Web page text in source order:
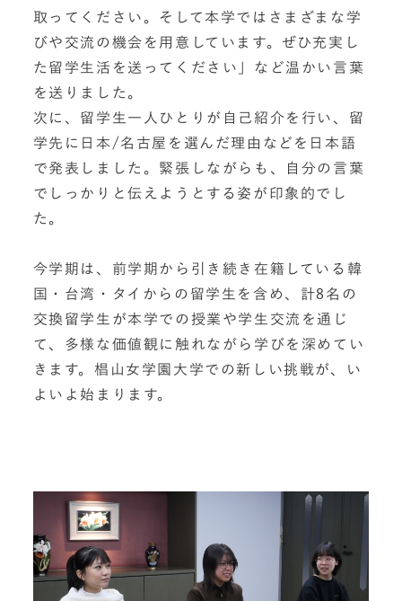
取ってください。そして本学ではさまざまな学
びや交流の機会を用意しています。ぜひ充実し
た留学生活を送ってください」など温かい言葉
を送りました。
次に、留学生一人ひとりが自己紹介を行い、留
学先に日本/名古屋を選んだ理由などを日本語
で発表しました。緊張しながらも、自分の言葉
でしっかりと伝えようとする姿が印象的でし
た。
今学期は、前学期から引き続き在籍している韓
国・台湾・タイからの留学生を含め、計8名の
交換留学生が本学での授業や学生交流を通じ
て、多様な価値観に触れながら学びを深めてい
きます。椙山女学園大学での新しい挑戦が、い
よいよ始まります。